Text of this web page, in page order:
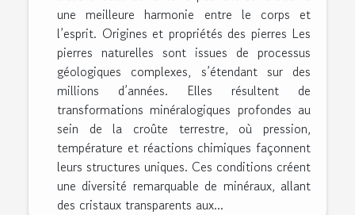
une meilleure harmonie entre le corps et
l’esprit. Origines et propriétés des pierres Les
pierres naturelles sont issues de processus
géologiques complexes, s’étendant sur des
millions d’années. Elles résultent de
transformations minéralogiques profondes au
sein de la croûte terrestre, où pression,
température et réactions chimiques façonnent
leurs structures uniques. Ces conditions créent
une diversité remarquable de minéraux, allant
des cristaux transparents aux...